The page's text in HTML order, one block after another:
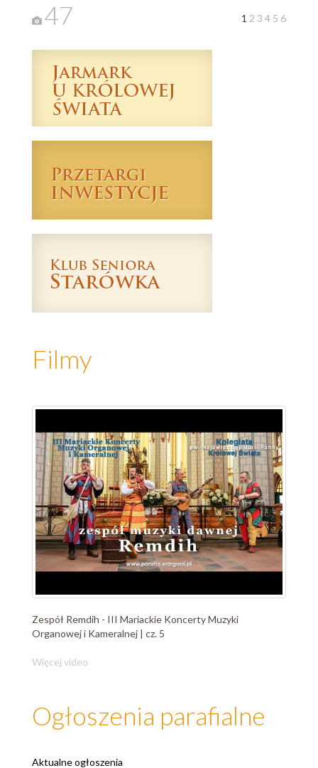
47 1 2 3 4 5 6
Filmy
Zespół Remdih - III Mariackie Koncerty Muzyki
Organowej i Kameralnej | cz. 5
Więcej video
Ogłoszenia parafialne
Aktualne ogłoszenia